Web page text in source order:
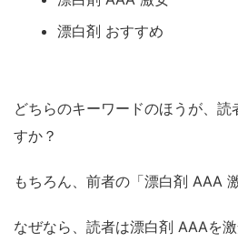
漂白剤 おすすめ
どちらのキーワードのほうが、読
すか？
もちろん、前者の「漂白剤 AAA
なぜなら、読者は漂白剤 AAAを